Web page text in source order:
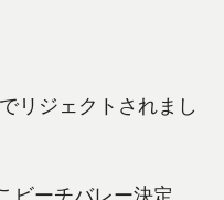
リジェクトされまし
ビーチバレー決定